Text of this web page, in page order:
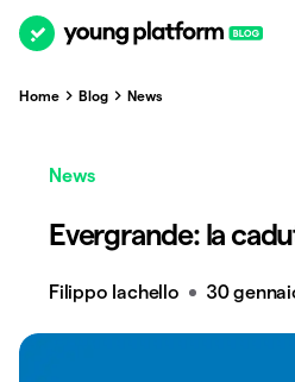
Home Blog News
News
Evergrande: la
Filippo Iachello 30